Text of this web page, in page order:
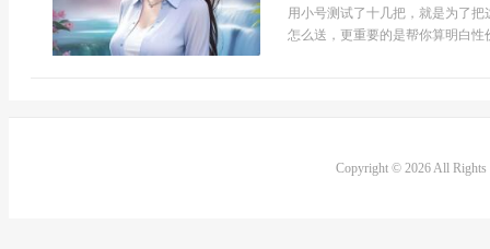
用小号测试了十几把，就是为了
怎么送，更重要的是帮你算明白性
Copyright © 2026 All